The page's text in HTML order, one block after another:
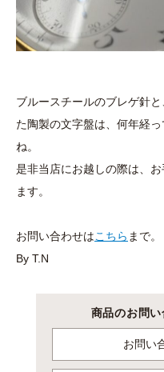
ブルースチールのブレゲ針
た陶製の文字盤は、何年経
ね。
是非当店にお越しの際は、
ます。
お問い合わせはこちら まで。
By T.N
商品のお問
お問い